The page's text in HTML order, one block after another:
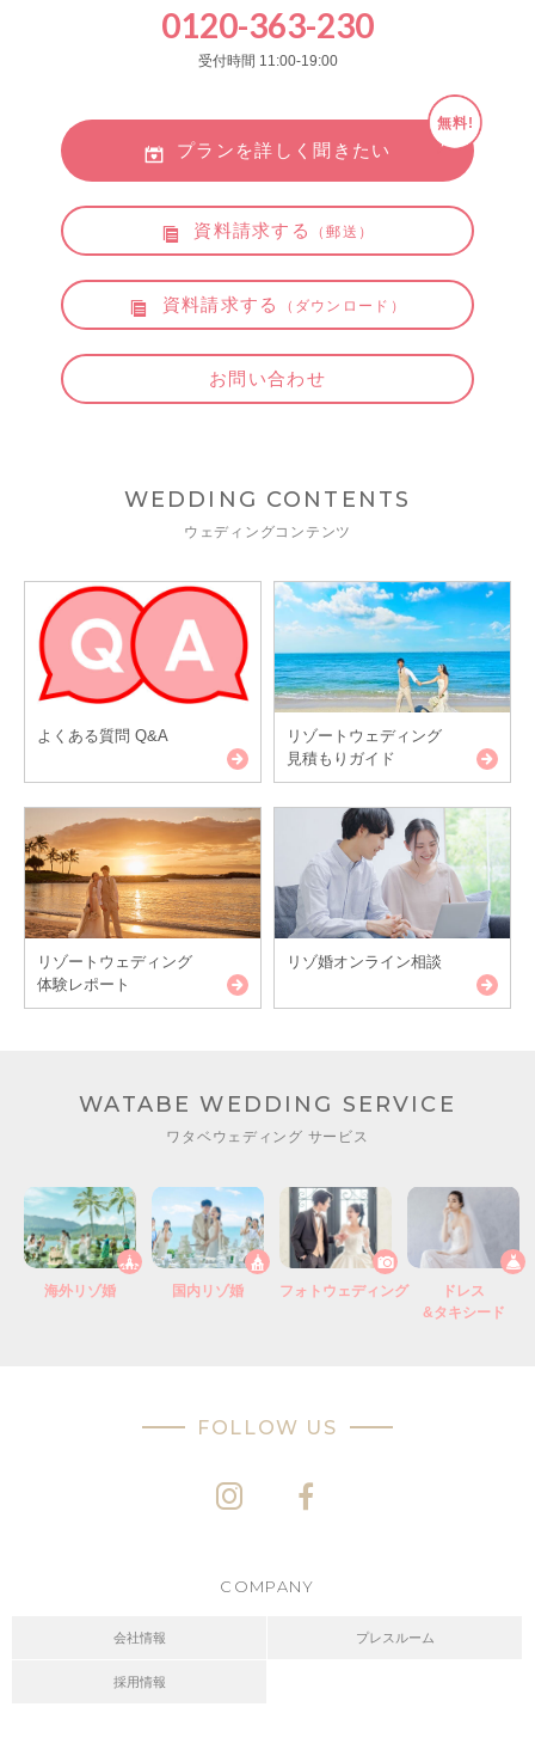
0120-363-230
受付時間 11:00-19:00
プランを詳しく聞きたい
無料!
資料請求する （郵送）
資料請求する （ダウンロード）
お問い合わせ
WEDDING CONTENTS
ウェディングコンテンツ
よくある質問 Q&A
リゾートウェディング
見積もりガイド
リゾートウェディング
体験レポート
リゾ婚オンライン相談
WATABE WEDDING SERVICE
ワタベウェディング サービス
海外リゾ婚 国内リゾ婚 フォトウェディング
ドレス
&タキシード
FOLLOW US
COMPANY
会社情報 プレスルーム
採用情報